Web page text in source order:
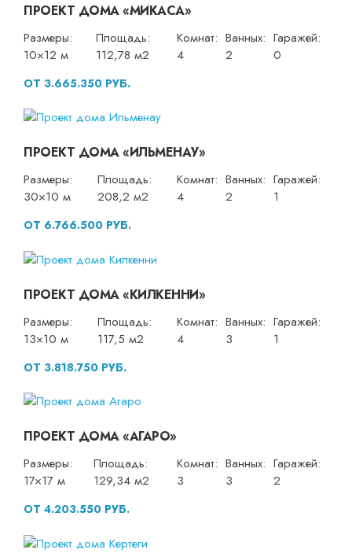
ПРОЕКТ ДОМА «МИКАСА»
Размеры:
10×12 м
Площадь:
112,78 м2
Комнат:
4
Ванных:
2
Гаражей:
0
ОТ 3.665.350 РУБ.
ПРОЕКТ ДОМА «ИЛЬМЕНАУ»
Размеры:
30×10 м
Площадь:
208,2 м2
Комнат:
4
Ванных:
2
Гаражей:
1
ОТ 6.766.500 РУБ.
ПРОЕКТ ДОМА «КИЛКЕННИ»
Размеры:
13×10 м
Площадь:
117,5 м2
Комнат:
4
Ванных:
3
Гаражей:
1
ОТ 3.818.750 РУБ.
ПРОЕКТ ДОМА «АГАРО»
Размеры:
17×17 м
Площадь:
129,34 м2
Комнат:
3
Ванных:
3
Гаражей:
2
ОТ 4.203.550 РУБ.